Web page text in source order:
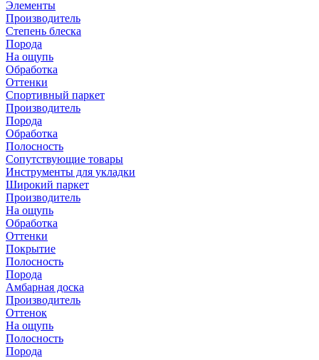
Элементы
Производитель
Степень блеска
Порода
На ощупь
Обработка
Оттенки
Спортивный паркет
Производитель
Порода
Обработка
Полосность
Сопутствующие товары
Инструменты для укладки
Широкий паркет
Производитель
На ощупь
Обработка
Оттенки
Покрытие
Полосность
Порода
Амбарная доска
Производитель
Оттенок
На ощупь
Полосность
Порода